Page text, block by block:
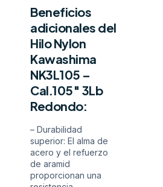
Beneficios
adicionales del
Hilo Nylon
Kawashima
NK3L105 –
Cal.105″ 3Lb
Redondo:
– Durabilidad
superior: El alma de
acero y el refuerzo
de aramid
proporcionan una